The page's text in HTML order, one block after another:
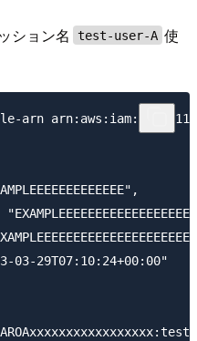
ション名 test-user-A 使
arn
03-29T07:10:24+00:00"